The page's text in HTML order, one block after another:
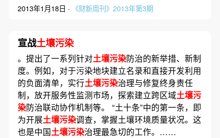
2013年1月18日 · 《财新周刊》2013年第3期
宣战土壤污染
。提出了一系列针对土壤污染防治的新举措、新制
度。例如，对于污染地块建立名录和直接开发利用
的负面清单，实行土壤污染治理与修复终身责任
制，放开服务性监测市场，探索建立跨区域土壤污
染防治联动协作机制等。 “土十条”中的第一条，即
为开展土壤污染调查，掌握土壤环境质量状况。这
也是中国土壤污染治理最急切的工作。……